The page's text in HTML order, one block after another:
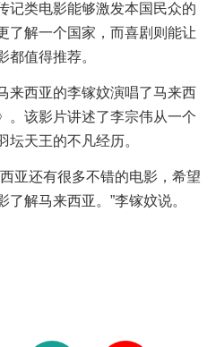
记类电影能够激发本国民众的
了解一个国家，而喜剧则能让
都值得推荐。
西亚的李镓妏演唱了马来西
。该影片讲述了李宗伟从一个
坛天王的不凡经历。
还有很多不错的电影，希望
解马来西亚。”李镓妏说。